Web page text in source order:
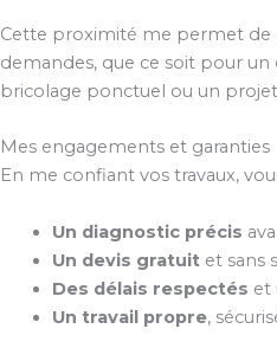
Cette proximité me permet
demandes, que ce soit pour
bricolage ponctuel ou un
Mes engagements et garanties
En me confiant vos travaux,
Un diagnostic précis
Un devis gratuitet sans
Des délais respectés et
Un travail propre,